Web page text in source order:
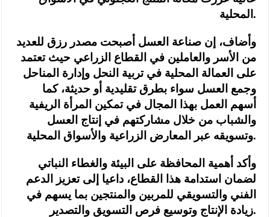
المحلية.
وأضاف، إن صناعة العسل أصبحت مصدر رزق للعديد
من الأسر والعاملين في القطاع الزراعي حيث تعتمد
على العمالة المحلية في تربية النحل وإدارة المناحل
وجمع العسل سواء بطرق تقليدية أو حديثة، كما
أسهم العمل بهذا المجال في تمكين المرأة الريفية
والشباب من خلال مشاركتهم في إنتاج العسل
وتسويقه عبر المعارض الزراعية والأسواق المحلية.
وأكد أهمية المحافظة على البيئة والغطاء النباتي
لضمان استدامة هذا القطاع، داعيا إلى تعزيز الدعم
الفني والتسويقي للمربين والمنتجين بما يسهم في
زيادة الإنتاج وتوسيع فرص التسويق والتصدير.